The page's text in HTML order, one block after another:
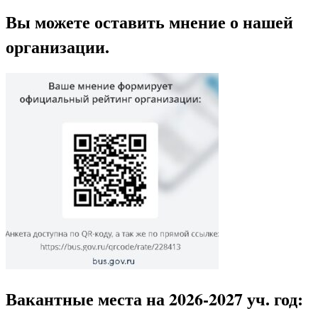
Вы можете оставить мнение о нашей
организации.
Вакантные места на 2026-2027 уч. год: